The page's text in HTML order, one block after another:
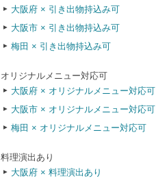
大阪府 × 引き出物持込み可
大阪市 × 引き出物持込み可
梅田 × 引き出物持込み可
オリジナルメニュー対応可
大阪府 × オリジナルメニュー対応可
大阪市 × オリジナルメニュー対応可
梅田 × オリジナルメニュー対応可
料理演出あり
大阪府 × 料理演出あり